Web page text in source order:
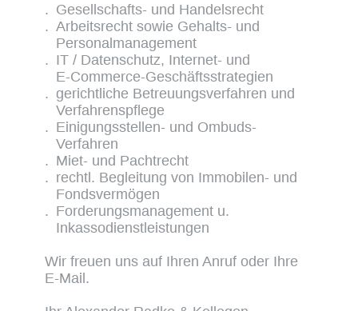
Gesellschafts- und Handelsrecht
Arbeitsrecht sowie Gehalts- und
Personalmanagement
IT / Datenschutz, Internet- und
E-Commerce-Geschäftsstrategien
gerichtliche Betreuungsverfahren und
Verfahrenspflege
Einigungsstellen- und Ombuds-
Verfahren
Miet- und Pachtrecht
rechtl. Begleitung von Immobilen- und
Fondsvermögen
Forderungsmanagement u.
Inkassodienstleistungen
Wir freuen uns auf Ihren Anruf oder Ihre
E-Mail.